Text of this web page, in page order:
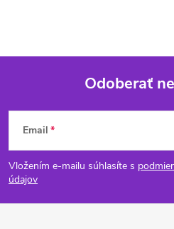
Z
á
p
Odoberať
Email
Vložením e-mailu súhlasíte s
údajov